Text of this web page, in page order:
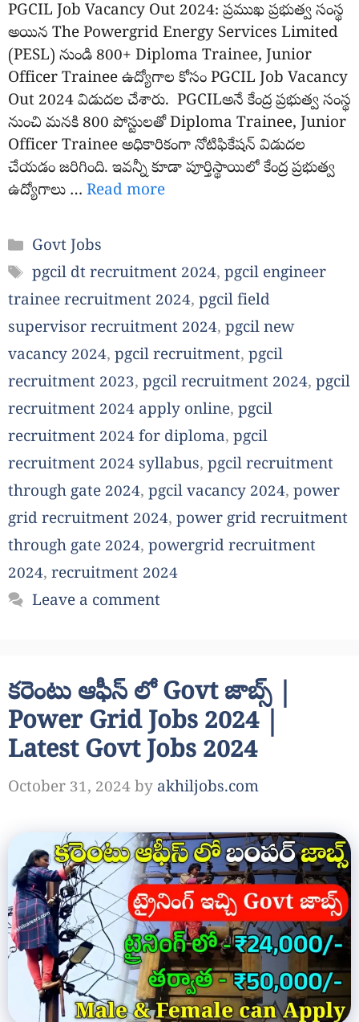
PGCIL Job Vacancy Out 2024: ప్రముఖ ప్రభుత్వ సంస్థ
అయిన The Powergrid Energy Services Limited
(PESL) నుండి 800+ Diploma Trainee, Junior
Officer Trainee ఉద్యోగాల కోసం PGCIL Job Vacancy
Out 2024 విడుదల చేశారు. PGCILఅనే కేంద్ర ప్రభుత్వ సంస్థ
నుంచి మనకి 800 పోస్టులతో Diploma Trainee, Junior
Officer Trainee అధికారికంగా నోటిఫికేషన్ విడుదల
చేయడం జరిగింది. ఇవన్నీ కూడా పూర్తిస్థాయిలో కేంద్ర ప్రభుత్వ
ఉద్యోగాలు … Read more
Categories
Govt Jobs
Tags
pgcil dt recruitment 2024,pgcil engineer
trainee recruitment 2024, pgcil field
supervisor recruitment 2024, pgcil new
vacancy 2024, pgcil recruitment, pgcil
recruitment 2023, pgcil recruitment 2024, pgcil
recruitment 2024 apply online, pgcil
recruitment 2024 for diploma, pgcil
recruitment 2024 syllabus, pgcil recruitment
through gate 2024, pgcil vacancy 2024, power
grid recruitment 2024, power grid recruitment
through gate 2024, powergrid recruitment
2024, recruitment 2024
Leave a comment
కరెంటు ఆఫీస్ లో Govt జాబ్స్ |
Power Grid Jobs 2024 |
Latest Govt Jobs 2024
October 31, 2024by akhiljobs.com